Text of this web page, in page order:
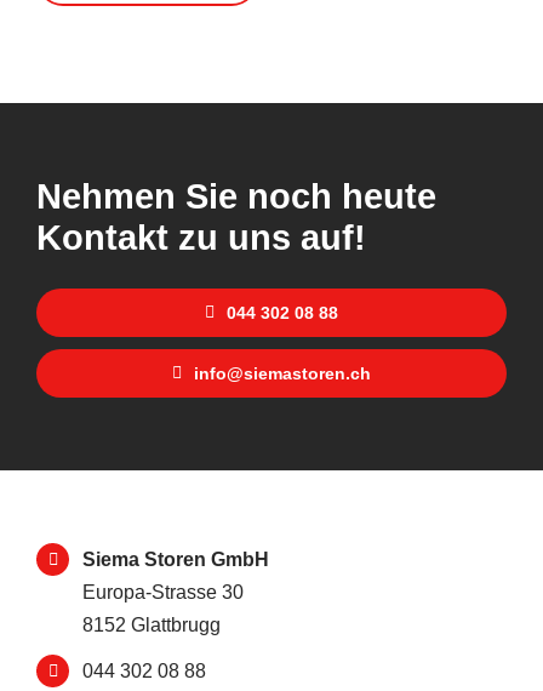
Nehmen Sie noch heute
Kontakt zu uns auf!
044 302 08 88
info@siemastoren.ch
Siema Storen GmbH
Europa-Strasse 30
8152 Glattbrugg
044 302 08 88